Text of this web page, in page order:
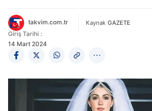
takvim.com.tr Kaynak GAZETE
Giriş Tarihi :
14 Mart 2024